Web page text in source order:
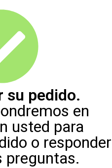
su pedido.
en
usted para
o responder
preguntas.